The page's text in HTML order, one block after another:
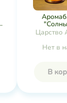
Царство
Нет в
В